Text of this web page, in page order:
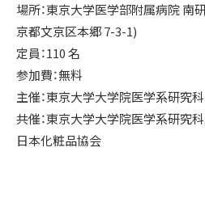
場所：東京大学医学部附属病院 南
京都文京区本郷 7-3-1)
定員：110 名
参加費：無料
主催：東京大学大学院医学系研究
共催：東京大学大学院医学系研究
日本化粧品協会